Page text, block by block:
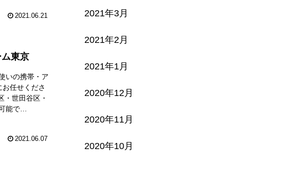
2021.06.21
東京
いの携帯・ア
任せくださ
・世田谷区・
能で
2021.06.07
2021年3月
2021年2月
2021年1月
2020年12月
2020年11月
2020年10月